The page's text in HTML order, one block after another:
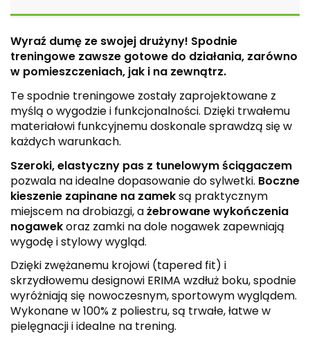
Wyraź dumę ze swojej drużyny! Spodnie
treningowe zawsze gotowe do działania, zarówno
w pomieszczeniach, jak i na zewnątrz.
Te spodnie treningowe zostały zaprojektowane z
myślą o wygodzie i funkcjonalności. Dzięki trwałemu
materiałowi funkcyjnemu doskonale sprawdzą się w
każdych warunkach.
Szeroki, elastyczny pas z tunelowym ściągaczem
pozwala na idealne dopasowanie do sylwetki. Boczne
kieszenie zapinane na zameksą praktycznym
miejscem na drobiazgi, ażebrowane wykończenia
nogawekoraz zamki na dole nogawek zapewniają
wygodę i stylowy wygląd.
Dzięki zwężanemu krojowi (tapered fit) i
skrzydłowemu designowi ERIMA wzdłuż boku, spodnie
wyróżniają się nowoczesnym, sportowym wyglądem.
Wykonane w 100% z poliestru, są trwałe, łatwe w
pielęgnacji i idealne na trening.